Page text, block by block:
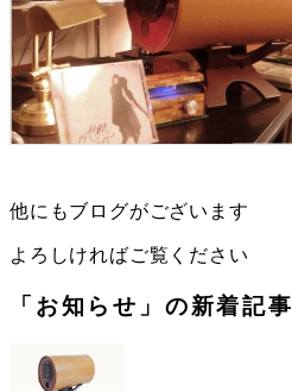
他にもブログがございます
よろしければご覧ください
「お知らせ」の新着記事